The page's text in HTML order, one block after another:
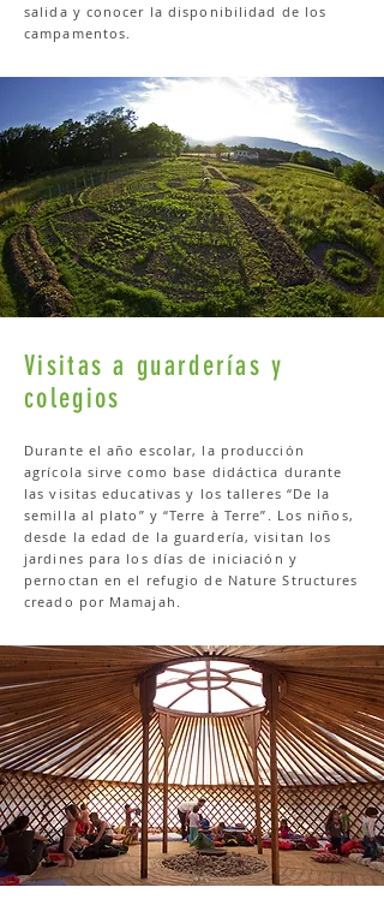
salida y conocer la disponibilidad de los
campamentos.
Visitas a guarderías y
colegios
Durante el año escolar, la producción
agrícola sirve como base didáctica durante
las visitas educativas y los talleres “De la
semilla al plato” y “Terre à Terre”. Los niños,
desde la edad de la guardería, visitan los
jardines para los días de iniciación y
pernoctan en el refugio de Nature Structures
creado por Mamajah.